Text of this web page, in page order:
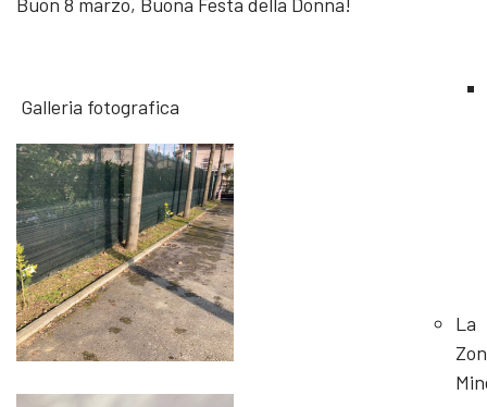
La
Galleria fotografica